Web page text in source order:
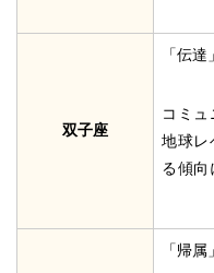
双子座
「伝
コミュ
地球レ
る傾向
「帰